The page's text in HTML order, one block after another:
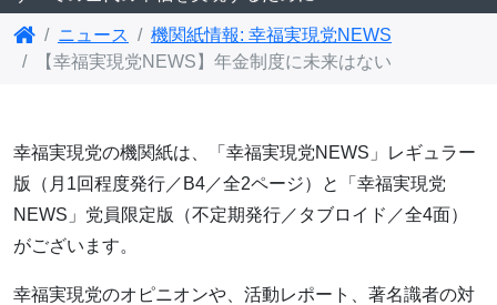
ニュース
機関紙情報: 幸福実現党NEWS
【幸福実現党NEWS】年金制度に未来はない
幸福実現党の機関紙は、「幸福実現党NEWS」レギュラー
版（月1回程度発行／B4／全2ページ）と「幸福実現党
NEWS」党員限定版（不定期発行／タブロイド／全4面）
がございます。
幸福実現党のオピニオンや、活動レポート、著名識者の対